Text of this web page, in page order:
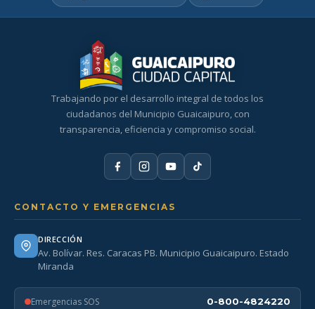
Trabajando por el desarrollo integral de todos los
ciudadanos del Municipio Guaicaipuro, con
transparencia, eficiencia y compromiso social.
CONTACTO Y EMERGENCIAS
DIRECCIÓN
Av. Bolívar. Res. Caracas PB. Municipio Guaicaipuro. Estado
Miranda
Emergencias SOS 0-800-4824220